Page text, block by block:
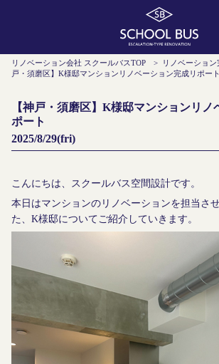
リノベーション会社 スクールバスTOP > リノベーション
戸・須磨区】K様邸マンションリノベーション完成リポート
【神戸・須磨区】K様邸マンションリノ
ポート
2025/8/29(fri)
こんにちは、スクールバス空間設計です。
本日はマンションのリノベーションを担当さ
た、K様邸についてご紹介していきます。